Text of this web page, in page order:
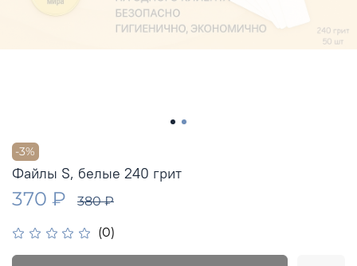
-3%
(0)
Файлы S, белые 240 грит
370 ₽ 380 ₽